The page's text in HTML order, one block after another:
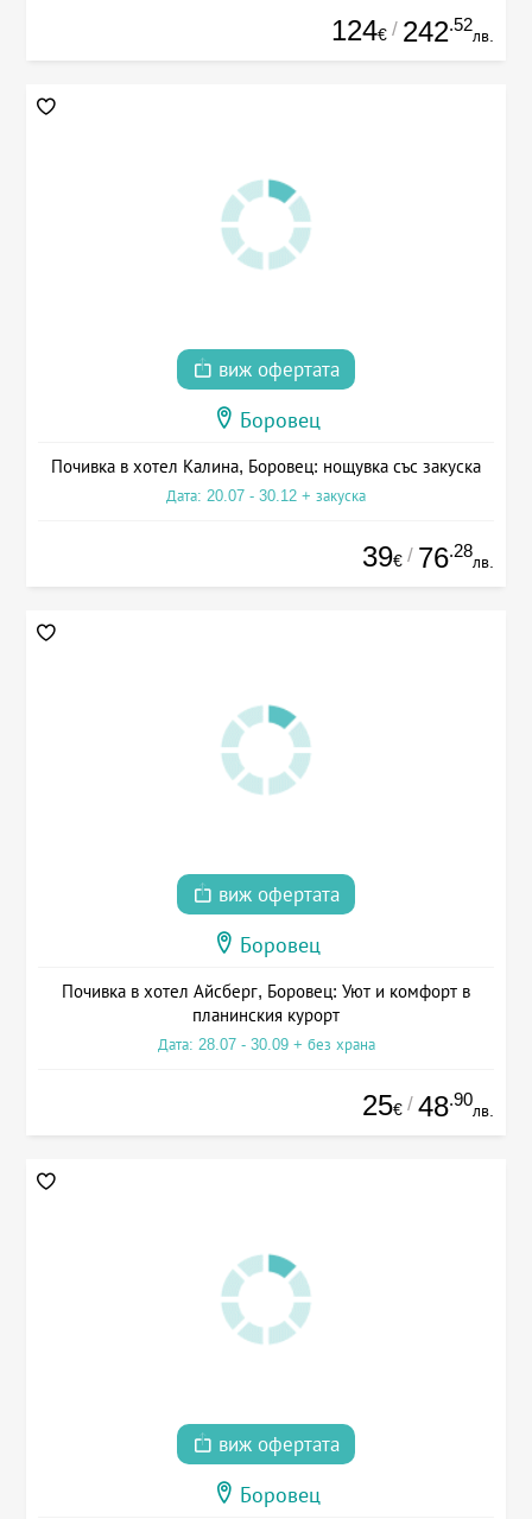
124€ / 242.52
лв.
виж офертата
Боровец
Почивка в хотел Калина, Боровец: нощувка със закуска
Дата: 20.07 - 30.12 + закуска
39€ / 76.28
лв.
виж офертата
Боровец
Почивка в хотел Айсберг, Боровец: Уют и комфорт в
планинския курорт
Дата: 28.07 - 30.09 + без храна
25€ / 48.90
лв.
виж офертата
Боровец